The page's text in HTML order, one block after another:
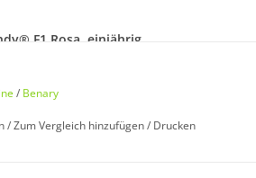
F1 Rosa, einjährig
frühe Blüte, enges Blütenfenster,
/ Benary
/Zum Vergleich hinzufügen/ Drucken